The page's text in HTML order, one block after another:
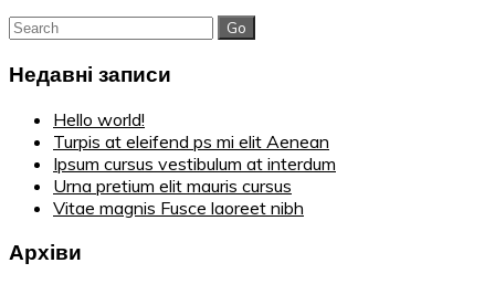
Search
Недавні записи
Hello world!
Turpis at eleifend ps mi elit Aenean
Ipsum cursus vestibulum at interdum
Urna pretium elit mauris cursus
Vitae magnis Fusce laoreet nibh
Архіви